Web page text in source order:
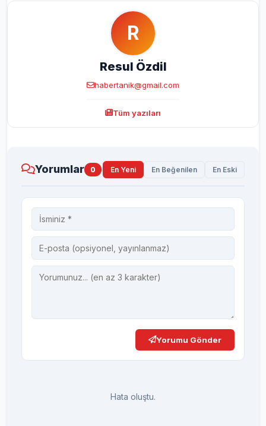
R
Resul Özdil
habertanik@gmail.com
Tüm yazıları
Yorumlar 0 En Yeni En Beğenilen En Eski
Yorumu Gönder
Hata oluştu.